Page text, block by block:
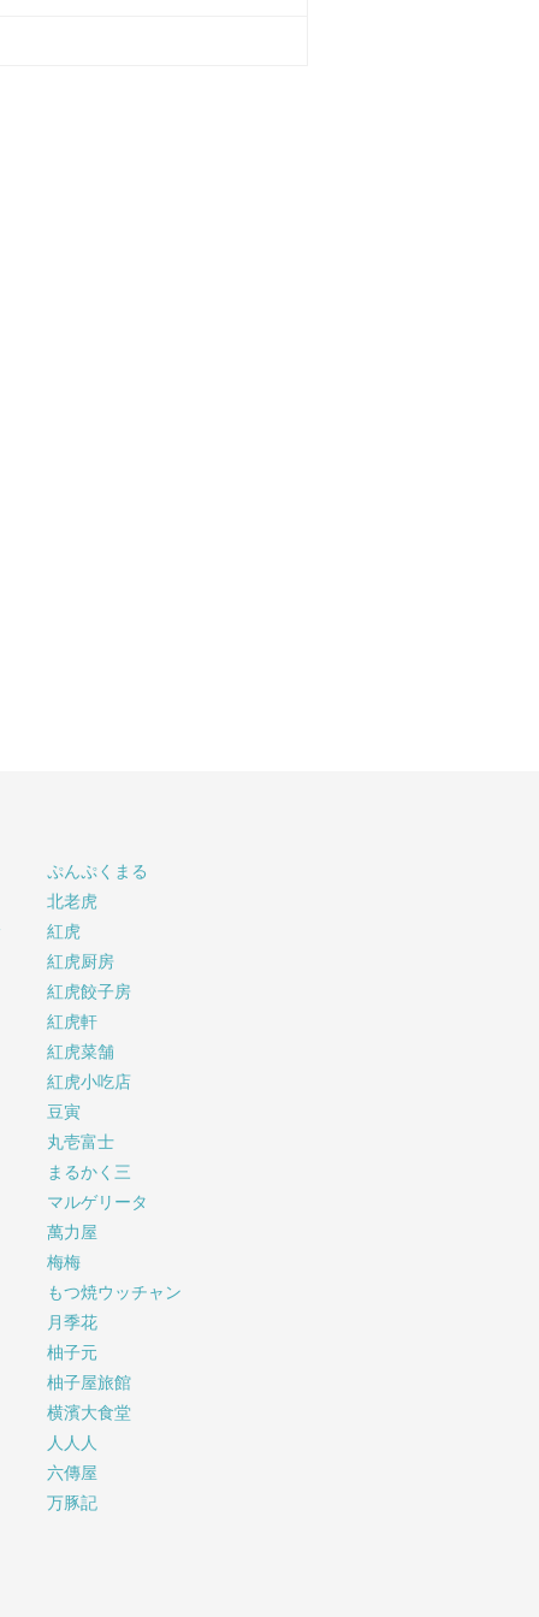
ぷんぷくまる
北老虎
紅虎
紅虎厨房
紅虎餃子房
紅虎軒
紅虎菜舗
紅虎小吃店
豆寅
丸壱富士
まるかく三
マルゲリータ
萬力屋
梅梅
もつ焼ウッチャン
月季花
柚子元
柚子屋旅館
横濱大食堂
人人人
六傳屋
万豚記